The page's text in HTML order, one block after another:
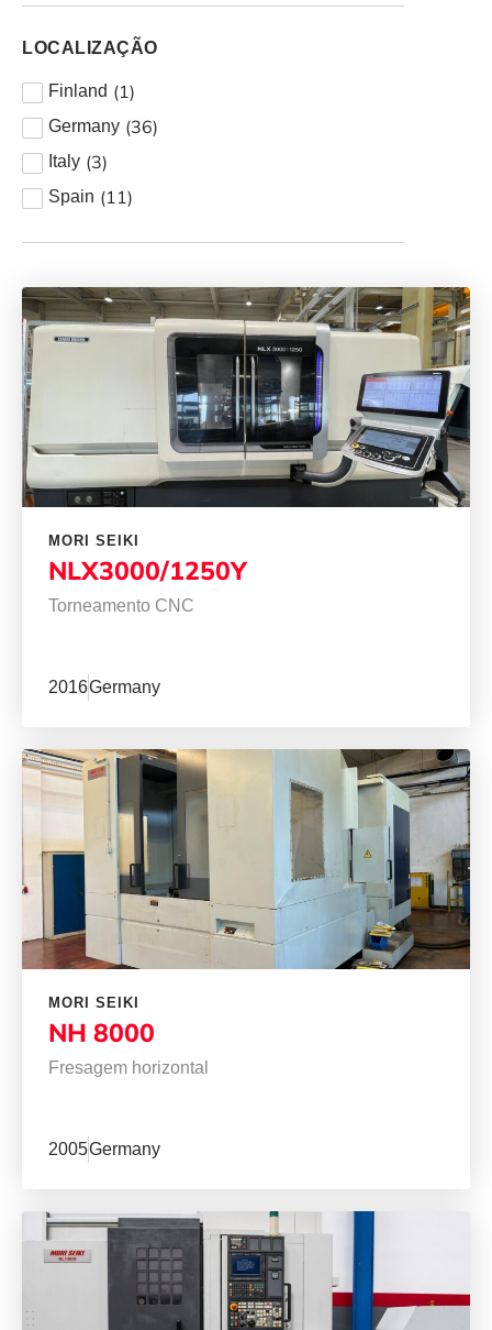
LOCALIZAÇÃO
Finland (1)
Germany (36)
Italy (3)
Spain (11)
MORI SEIKI
NLX3000/1250Y
Torneamento CNC
2016Germany
MORI SEIKI
NH 8000
Fresagem horizontal
2005Germany